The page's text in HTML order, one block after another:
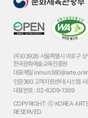
(우)03926 서울특별시 마포구
한국문화예술교육진흥원
대표메일 inmun360@arte.or.kr
인문360 고객지원센터(시스템 사
대표번호 :02-6209-1369
COPYRIGHT: ⓒ KOREA
RESERVED.